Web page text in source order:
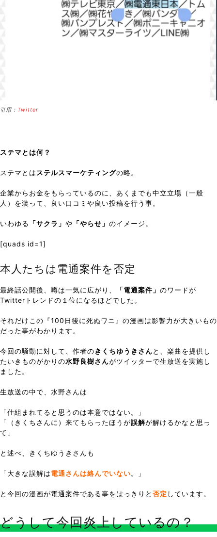
引用： Twitter
ステマとは何？
ステマとは ステルスマーケティングの略。
企業からお金をもらっているのに、あくまでも中立立場（一般
人）を装って、良い口コミや良い投稿を行う事。
いわゆる 「サクラ」 や 「やらせ」 のイメージ。
[quads id=1]
本人たちは電通案件を否定
最終話公開後、噂は一気に広がり、 「電通案件」 のワードが
Twitterトレンドの１位になるほどでした。
それだけこの『100日後に死ぬワニ』の漫画は影響力が大きいもの
だった事がわかります。
今回の騒動に対して、作者のきくちゆうきさんと、楽曲を提供し
たいきものがかりの水野良樹さんがツイッターで生放送を実施し
ました。
生放送の中で、水野さんは
「仕組まれてると思うのは本意ではない。」
「（きくちさんに）来てもらったほうが誤解が解けるかなと思っ
て」
と述べ、きくちゆうきさんも
「大きな誤解は電通さんは絡んでいない。」
と今回の漫画が電通案件である事をはっきりと 否定 しています。
どうして今回炎上しているの？